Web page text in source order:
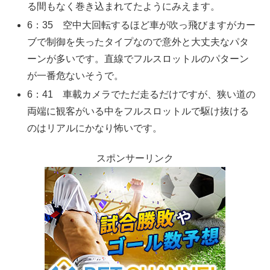
る間もなく巻き込まれてたようにみえます。
6：35 空中大回転するほど車が吹っ飛びますがカー
ブで制御を失ったタイプなので意外と大丈夫なパタ
ーンが多いです。直線でフルスロットルのパターン
が一番危ないそうで。
6：41 車載カメラでただ走るだけですが、狭い道の
両端に観客がいる中をフルスロットルで駆け抜ける
のはリアルにかなり怖いです。
スポンサーリンク